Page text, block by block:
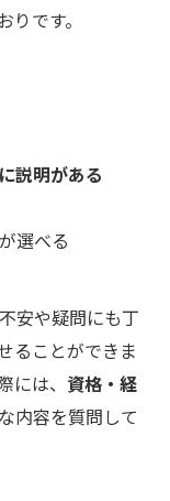
です。
説明がある
選べる
安や疑問にも丁
ることができま
は、 資格・経
内容を質問して